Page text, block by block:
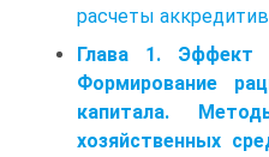
расчеты
Глава 1. Эффект
Формирование
капитала.
хозяйственных